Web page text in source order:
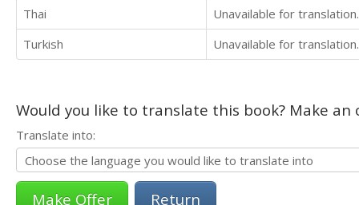
Thai
Unavailable for translation.
Turkish
Unavailable for translation.
Would you like to translate this book? Make
Translate into:
Return